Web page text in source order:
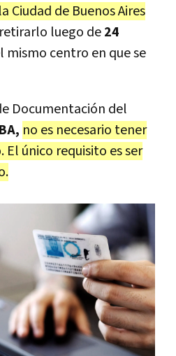
Ciudad de Buenos Aires
luego de24
mismo centro en que se
Documentación del
no es necesario tener
único requisito es ser